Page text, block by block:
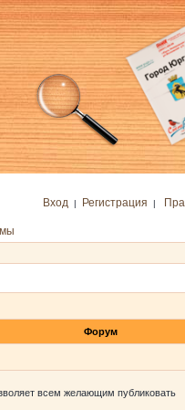
Вход | Регистрация |
Форум
всем желающим публиковать